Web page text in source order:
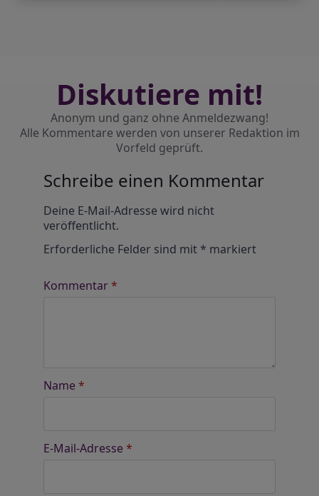
Diskutiere mit!
Anonym und ganz ohne Anmeldezwang!
Alle Kommentare werden von unserer Redaktion im
Vorfeld geprüft.
Schreibe einen Kommentar
Deine E-Mail-Adresse wird nicht
veröffentlicht.
Erforderliche Felder sind mit* markiert
Kommentar*
Name *
E-Mail-Adresse *